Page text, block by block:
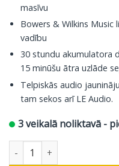
masīvu
Bowers & Wilkins
vadību
30 stundu akumulatora
15 minūšu ātra uzlāde
Telpiskās audio
tam sekos arī LE Audio.
3 veikalā noliktavā -
Bowers & Wilkins